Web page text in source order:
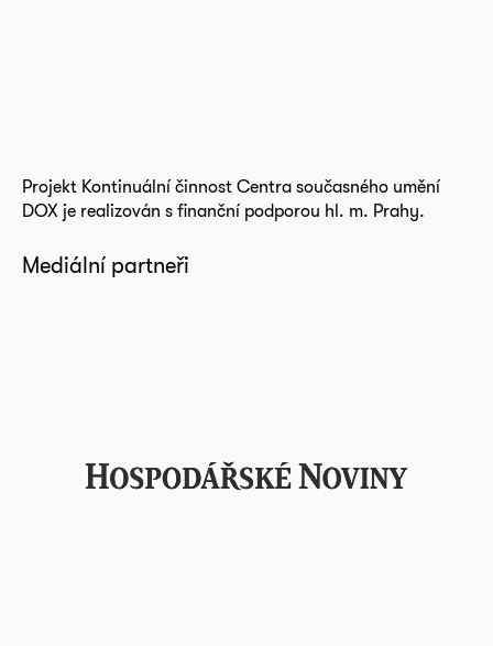
Projekt Kontinuální činnost Centra současného umění
DOX je realizován s finanční podporou hl. m. Prahy.
Mediální partneři